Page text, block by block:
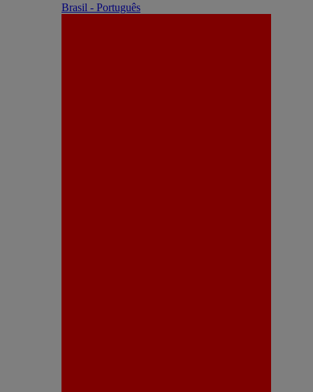
Brasil - Português